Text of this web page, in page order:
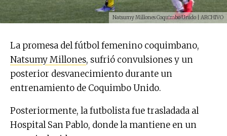
Natsumy Millones Coquimbo Unido | ARCHIVO
La promesa del fútbol femenino coquimbano,
Natsumy Millones, sufrió convulsiones y un
posterior desvanecimiento durante un
entrenamiento de Coquimbo Unido.
Posteriormente, la futbolista fue trasladada al
Hospital San Pablo, donde la mantiene en un